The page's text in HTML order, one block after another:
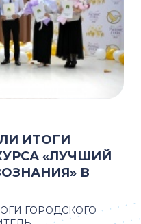
ГОРОДСКОГО
ИТОГИ
«ЛУЧШИЙ
В